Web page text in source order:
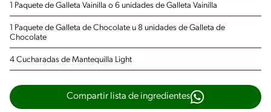
1 Paquete de Galleta Vainilla o 6 unidades de Galleta Vainilla
1 Paquete de Galleta de Chocolate u 8 unidades de Galleta de
Chocolate
4 Cucharadas de Mantequilla Light
Compartir lista de ingredientes